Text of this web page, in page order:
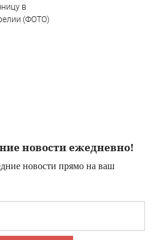
в
(ФОТО)
новости ежедневно!
новости прямо на ваш